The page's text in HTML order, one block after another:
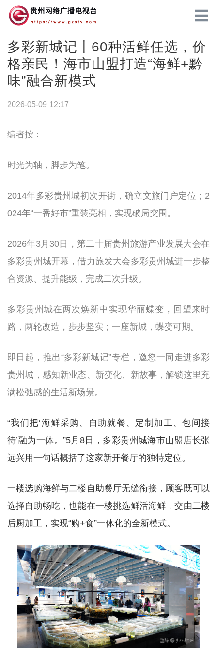
多彩新城记丨60种活鲜任选，价
格亲民！海市山盟打造“海鲜+黔
味”融合新模式
2026-05-09 12:17
编者按：
时光为轴，脚步为笔。
2014年多彩贵州城初次开街，确立文旅门户定位；2
024年“一番好市”重装亮相，实现破局突围。
2026年3月30日，第二十届贵州旅游产业发展大会在
多彩贵州城开幕，借力旅发大会多彩贵州城进一步整
合资源、提升能级，完成二次升级。
多彩贵州城在两次焕新中实现华丽蝶变，回望来时
路，两轮改造，步步坚实；一座新城，蝶变可期。
即日起，推出“多彩新城记”专栏，邀您一同走进多彩
贵州城，感知新业态、新变化、新故事，解锁这里充
满松弛感的生活新场景。
“我们把‘海鲜采购、自助就餐、定制加工、包间接
待’融为一体。”5月8日，多彩贵州城海市山盟店长张
远兴用一句话概括了这家新开餐厅的独特定位。
一楼选购海鲜与二楼自助餐厅无缝衔接，顾客既可以
选择自助畅吃，也能在一楼挑选鲜活海鲜，交由二楼
后厨加工，实现“购+食”一体化的全新模式。